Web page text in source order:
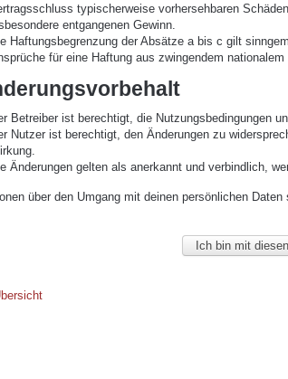
typischerweise vorhersehbaren
entgangenen Gewinn.
Haftungsbegrenzung der Absätze a bis c gilt
für eine Haftung aus zwingendem nationalem
Betreiber ist berechtigt, die Nutzungsbedingungen
Nutzer ist berechtigt, den Änderungen zu
Änderungen gelten als anerkannt und verbindlich,
über den Umgang mit deinen persönlichen